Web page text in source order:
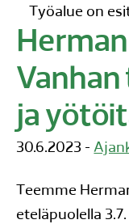
Työalue on
ja
30.6.2023 -
Teemme
eteläpuolella